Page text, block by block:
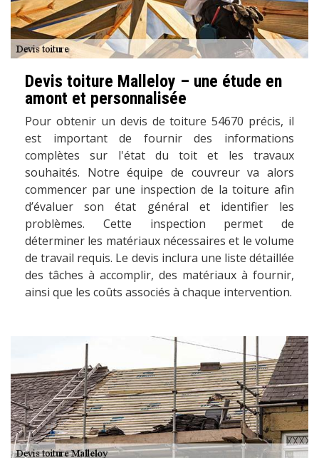
Devis toiture Malleloy – une étude en
amont et personnalisée
Pour obtenir un devis de toiture 54670 précis, il
est important de fournir des informations
complètes sur l'état du toit et les travaux
souhaités. Notre équipe de couvreur va alors
commencer par une inspection de la toiture afin
d’évaluer son état général et identifier les
problèmes. Cette inspection permet de
déterminer les matériaux nécessaires et le volume
de travail requis. Le devis inclura une liste détaillée
des tâches à accomplir, des matériaux à fournir,
ainsi que les coûts associés à chaque intervention.